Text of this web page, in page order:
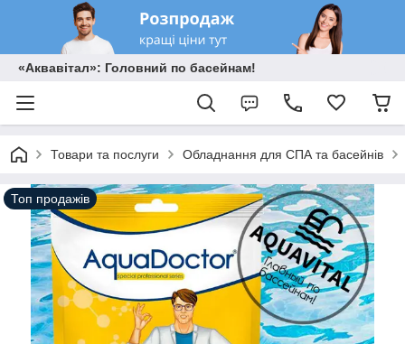
«Аквавітал»: Головний по басейнам!
Товари та послуги Обладнання для СПА та басейнів
Топ продажів